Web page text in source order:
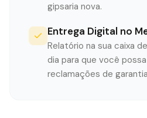
gipsaria nova.
Entrega Digital no
Relatório na sua caixa
dia para que você
reclamações de